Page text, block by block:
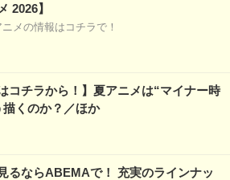
2026】
メの情報はコチラで！
コチラから！】夏アニメは“マイナー時
描くのか？／ほか
るならABEMAで！ 充実のラインナッ